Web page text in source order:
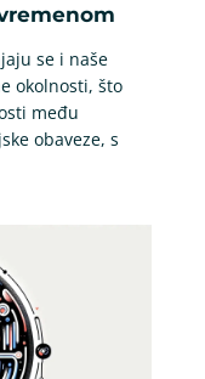
se i naše
okolnosti, što
među
obaveze, s